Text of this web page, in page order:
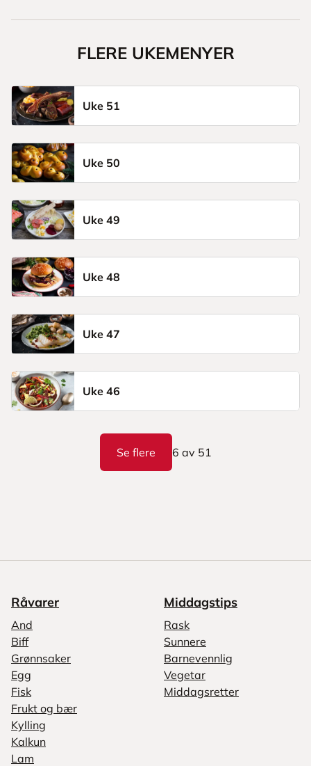
FLERE UKEMENYER
Uke 51
Uke 50
Uke 49
Uke 48
Uke 47
Uke 46
Se flere 6 av 51
Råvarer
And
Biff
Grønnsaker
Egg
Fisk
Frukt og bær
Kylling
Kalkun
Lam
Middagstips
Rask
Sunnere
Barnevennlig
Vegetar
Middagsretter